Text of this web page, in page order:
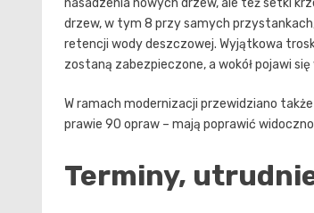
drzew, w tym 8 przy samych
retencji wody deszczowej. Wyjątkowa
zostaną zabezpieczone, a wokół pojawi
W ramach modernizacji przewidziano
prawie 90 opraw – mają poprawić
Terminy,